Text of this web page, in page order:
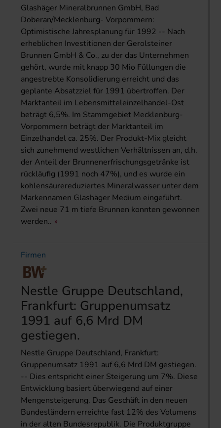
Glashäger Mineralbrunnen GmbH, Bad
Doberan/Mecklenburg- Vorpommern:
Optimistische Jahresplanung für 1992 -- Nach
erheblichen Investitionen der Gerolsteiner
Brunnen GmbH & Co., zu der das Unternehmen
gehört, wurde mit knapp 30 Mio Füllungen die
angestrebte Konsolidierung erreicht und das
geplante Absatzziel für 1991 übertroffen. Der
Marktanteil im Lebensmitteleinzelhandel-Ost
beträgt 6,5%. Im Stammgebiet Mecklenburg-
Vorpommern beträgt der Marktanteil im
Einzelhandel ca. 25%. Der Produkt-Mix gleicht
sich zunehmend westlichen Verhältnissen an, d.h.
der Anteil der Brunnenerfrischungsgetränke ist
rückläufig (1991 noch 47%), und es wurde ein
kohlensäurereduziertes Mineralwasser unter dem
Markennamen Glashäger Medium eingeführt.
Zwei neue 71 m tiefe Brunnen konnten gewonnen
werden..
Firmen
Nestle Gruppe Deutschland,
Frankfurt: Gruppenumsatz
1991 auf 6,6 Mrd DM
gestiegen.
Nestle Gruppe Deutschland, Frankfurt:
Gruppenumsatz 1991 auf 6,6 Mrd DM gestiegen.
-- Dies entspricht einer Steigerung um 7%. Diese
Entwicklung basiert überwiegend auf einer
Mengensteigerung. Das Geschäft in den neuen
Bundesländern erreichte fast 12% des Volumens
in der alten Bundesrepublik. Die Produktgruppe